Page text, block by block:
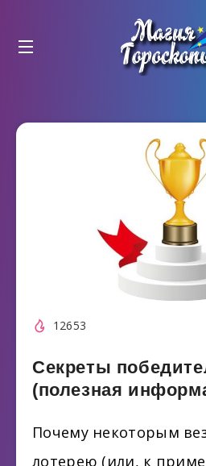
12653
Секреты
(полезная
Почему некоторым
лотерею (или, к